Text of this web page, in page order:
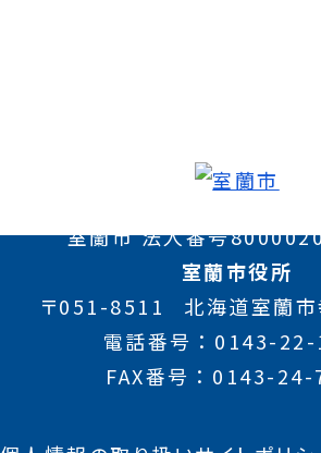
室蘭市 法人番号
室蘭市役所
〒051-8511
北海道室蘭
電話番号
0143-22-
FAX番号
0143-24-